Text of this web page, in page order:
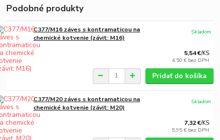
Podobné produkty
C377/M16 záves s kontramaticou na
chemické kotvenie (závit: M16)
5,54 €/KS
4,50 € bez DPH
Skladom
Pridať do košíka
C377/M20 záves s kontramaticou na
chemické kotvenie (závit: M20)
7,32 €/KS
5,95 € bez DPH
Skladom